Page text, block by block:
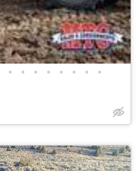
• • • • • • • •